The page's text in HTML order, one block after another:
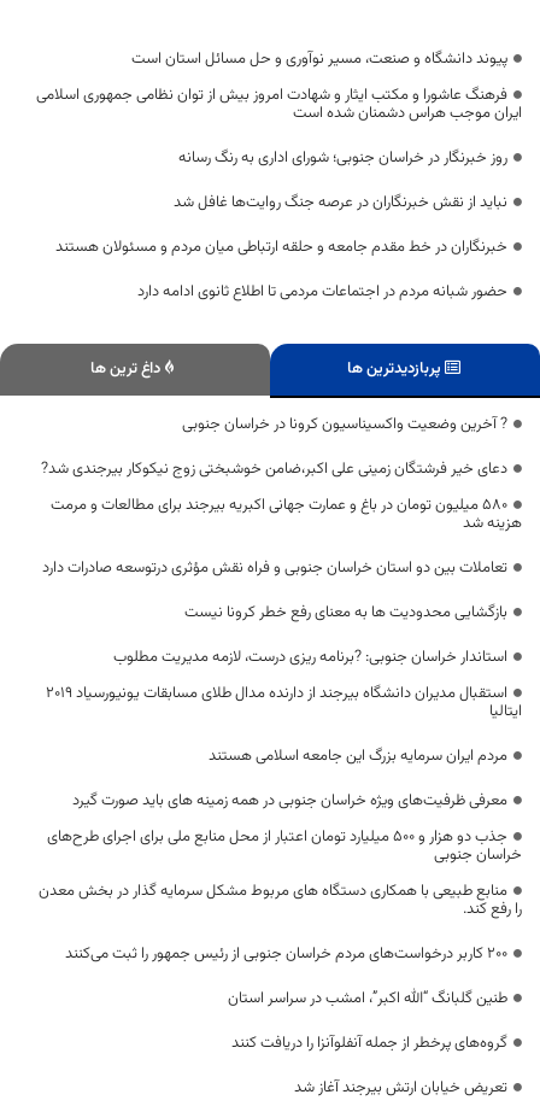
پیوند دانشگاه و صنعت، مسیر نوآوری و حل مسائل استان است
فرهنگ عاشورا و مکتب ایثار و شهادت امروز بیش از توان نظامی جمهوری اسلامی
ایران موجب هراس دشمنان شده است
روز خبرنگار در خراسان جنوبی؛ شورای اداری به رنگ رسانه
نباید از نقش خبرنگاران در عرصه جنگ روایت‌ها غافل شد
خبرنگاران در خط مقدم جامعه و حلقه ارتباطی میان مردم و مسئولان هستند
حضور شبانه مردم در اجتماعات مردمی تا اطلاع ثانوی ادامه دارد
پربازدیدترین ها داغ ترین ها
? آخرین وضعیت واکسیناسیون کرونا در خراسان جنوبی
دعای خیر فرشتگان زمینی علی اکبر،ضامن خوشبختی زوج نیکوکار بیرجندی شد?
۵۸۰ میلیون تومان در باغ و عمارت جهانی اکبریه بیرجند برای مطالعات و مرمت
هزینه شد
تعاملات بین دو استان خراسان جنوبی و فراه نقش مؤثری درتوسعه صادرات دارد
بازگشایی محدودیت ها به معنای رفع خطر کرونا نیست
استاندار خراسان جنوبی: ?برنامه ریزی درست، لازمه مدیریت مطلوب
استقبال مدیران دانشگاه بیرجند از دارنده مدال طلای مسابقات یونیورسیاد ۲۰۱۹
ایتالیا
مردم ایران سرمایه بزرگ این جامعه اسلامی هستند
معرفی ظرفیت‌های ویژه خراسان جنوبی در همه زمینه های باید صورت گیرد
جذب دو هزار و ۵۰۰ میلیارد تومان اعتبار از محل منابع ملی برای اجرای طرح‌های
خراسان جنوبی
منابع طبیعی با همکاری دستگاه های مربوط مشکل سرمایه گذار در بخش معدن
را رفع کند.
۲۰۰ کاربر درخواست‌های مردم خراسان جنوبی از رئیس جمهور را ثبت می‌کنند
طنین گلبانگ “الله اکبر”، امشب در سراسر استان
گروه‌های پرخطر از جمله آنفلوآنزا را دریافت کنند
تعریض خیابان ارتش بیرجند آغاز شد